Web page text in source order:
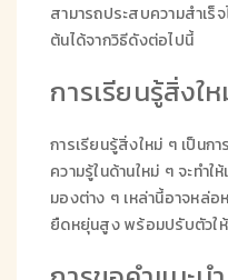
สามารถประสบความสำเร็
ต้นได้จากวิธีดังต่อไปนี้
การเรียนรู้สิ่งใ
การเรียนรู้สิ่งใหม่ ๆ เป็นก
ความรู้ในด้านใหม่ ๆ จะทำ
มองต่าง ๆ เหล่านี้อาจหล่อ
ยืดหยุ่นสูง พร้อมปรับตัวใ